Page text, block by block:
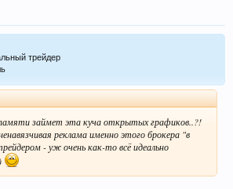
трейдер
займет эта куча открытых графиков..?!
реклама именно этого брокера "в
- уж очень как-то всё идеально